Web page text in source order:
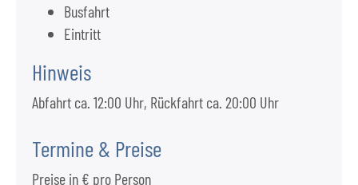
Busfahrt
Eintritt
Hinweis
Abfahrt ca. 12:00 Uhr, Rückfahrt ca. 20:00 Uhr
Termine & Preise
Preise in € pro Person